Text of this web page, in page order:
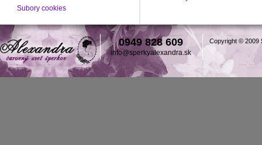
Subory cookies
0949 828 609
info@sperkyalexandra.sk
Copyright © 2009